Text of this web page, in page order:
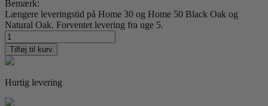
Bemærk:
Længere leveringstid på Home 30 og Home 50 Black Oak og
Natural Oak. Forventet levering fra uge 5.
We
Are
One
by
Loulou
Avenue
antal
Tilføj til kurv
Hurtig levering